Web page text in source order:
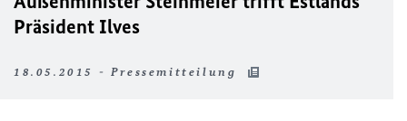
Präsident Ilves
18.05.2015 - Pressemitteilung